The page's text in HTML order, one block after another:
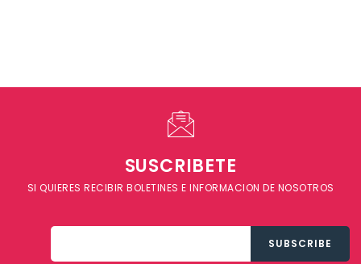
SUSCRIBETE
SI QUIERES RECIBIR BOLETINES E INFORMACION DE NOSOTROS